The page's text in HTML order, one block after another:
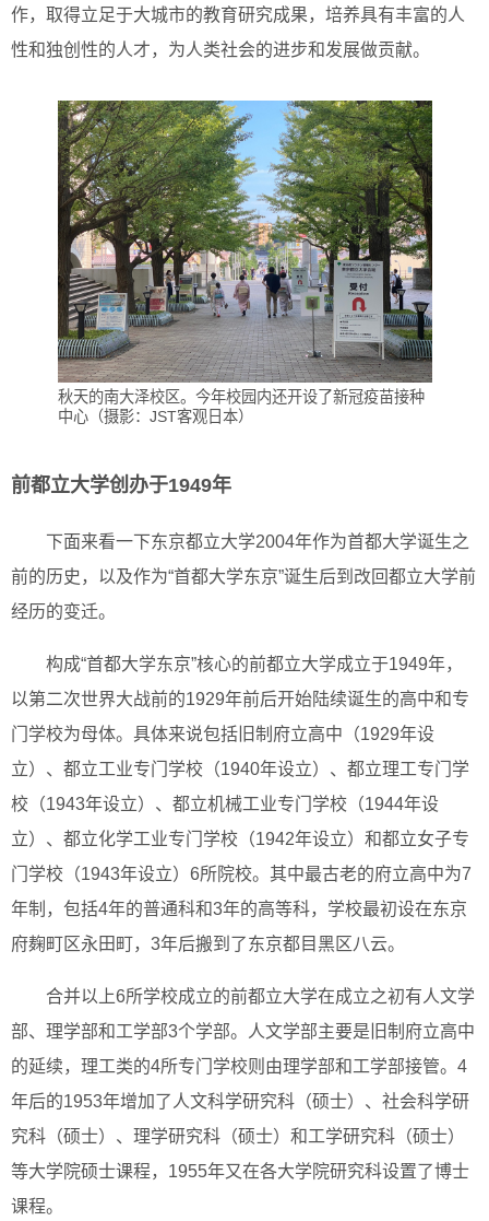
作，取得立足于大城市的教育研究成果，培养具有丰富的人
性和独创性的人才，为人类社会的进步和发展做贡献。
秋天的南大泽校区。今年校园内还开设了新冠疫苗接种
中心（摄影：JST客观日本）
前都立大学创办于1949年
下面来看一下东京都立大学2004年作为首都大学诞生之
前的历史，以及作为“首都大学东京”诞生后到改回都立大学前
经历的变迁。
构成“首都大学东京”核心的前都立大学成立于1949年，
以第二次世界大战前的1929年前后开始陆续诞生的高中和专
门学校为母体。具体来说包括旧制府立高中（1929年设
立）、都立工业专门学校（1940年设立）、都立理工专门学
校（1943年设立）、都立机械工业专门学校（1944年设
立）、都立化学工业专门学校（1942年设立）和都立女子专
门学校（1943年设立）6所院校。其中最古老的府立高中为7
年制，包括4年的普通科和3年的高等科，学校最初设在东京
府麹町区永田町，3年后搬到了东京都目黑区八云。
合并以上6所学校成立的前都立大学在成立之初有人文学
部、理学部和工学部3个学部。人文学部主要是旧制府立高中
的延续，理工类的4所专门学校则由理学部和工学部接管。4
年后的1953年增加了人文科学研究科（硕士）、社会科学研
究科（硕士）、理学研究科（硕士）和工学研究科（硕士）
等大学院硕士课程，1955年又在各大学院研究科设置了博士
课程。